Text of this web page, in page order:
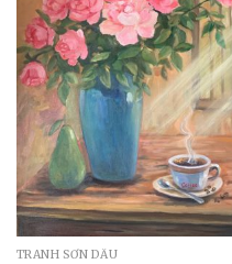
TRANH SƠN DẦU